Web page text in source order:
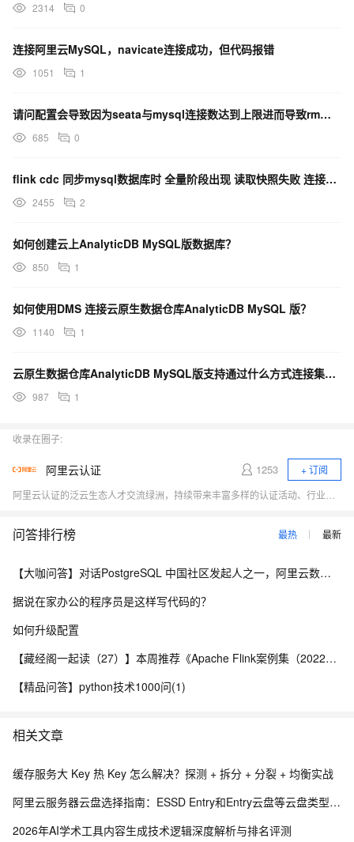
2314 0
连接阿里云MySQL，navicate连接成功，但代码报错
1051 1
请问配置会导致因为seata与mysql连接数达到上限进而导致rm连接不上tc吗？
685 0
flink cdc 同步mysql数据库时 全量阶段出现 读取快照失败 连接重置的异常 导致应用重
2455 2
如何创建云上AnalyticDB MySQL版数据库？
850 1
如何使用DMS 连接云原生数据仓库AnalyticDB MySQL 版？
1140 1
云原生数据仓库AnalyticDB MySQL版支持通过什么方式连接集群？
987 1
收录在圈子:
阿里云认证 1253
+ 订阅
问答排行榜 最热 最新
【大咖问答】对话PostgreSQL 中国社区发起人之一，阿里云数据库高级专家 德哥
据说在家办公的程序员是这样写代码的？
如何升级配置
【藏经阁一起读（27）】本周推荐《Apache Flink案例集（2022版）》，你有哪些心得？
【精品问答】python技术1000问(1)
相关文章
缓存服务大 Key 热 Key 怎么解决？探测 + 拆分 + 分裂 + 均衡实战
阿里云服务器云盘选择指南：ESSD Entry和Entry云盘等云盘类型、区别与选择策略
2026年AI学术工具内容生成技术逻辑深度解析与排名评测